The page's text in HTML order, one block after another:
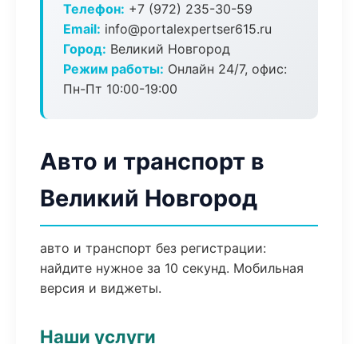
Телефон: +7 (972) 235-30-59
Email: info@portalexpertser615.ru
Город: Великий Новгород
Режим работы: Онлайн 24/7, офис:
Пн-Пт 10:00-19:00
Авто и транспорт в
Великий Новгород
авто и транспорт без регистрации:
найдите нужное за 10 секунд. Мобильная
версия и виджеты.
Наши услуги